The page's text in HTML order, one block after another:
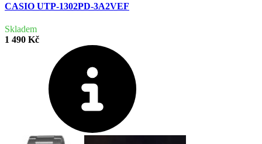
CASIO UTP-1302PD-3A2VEF
Skladem
1 490 Kč